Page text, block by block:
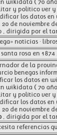
wikidata ( 70
y político ver
los datos
20 de
, dirigida por el
noticias · libros
rosa en
de la
benegas
los datos en
wikidata ( 70
y político ver
los datos
20 de
, dirigida por el
referencias